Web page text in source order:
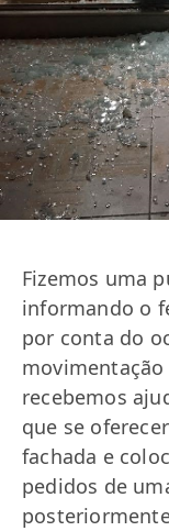
Fizemos uma
informando o
por conta do
recebemos
que se
fachada e
pedidos de